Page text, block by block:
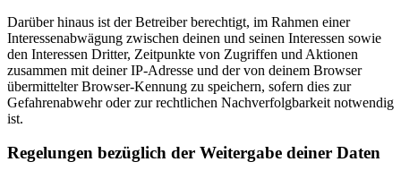
Darüber hinaus ist der Betreiber berechtigt, im Rahmen einer
Interessenabwägung zwischen deinen und seinen Interessen sowie
den Interessen Dritter, Zeitpunkte von Zugriffen und Aktionen
zusammen mit deiner IP-Adresse und der von deinem Browser
übermittelter Browser-Kennung zu speichern, sofern dies zur
Gefahrenabwehr oder zur rechtlichen Nachverfolgbarkeit notwendig
ist.
Regelungen bezüglich der Weitergabe deiner Daten